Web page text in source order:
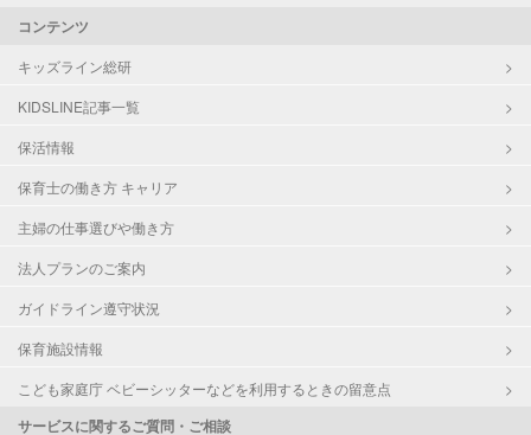
コンテンツ
キッズライン総研
KIDSLINE記事一覧
保活情報
保育士の働き方 キャリア
主婦の仕事選びや働き方
法人プランのご案内
ガイドライン遵守状況
保育施設情報
こども家庭庁 ベビーシッターなどを利用するときの留意点
サービスに関するご質問・ご相談